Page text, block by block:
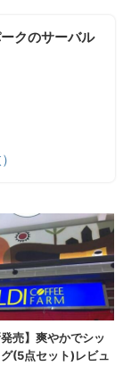
クのサーバル